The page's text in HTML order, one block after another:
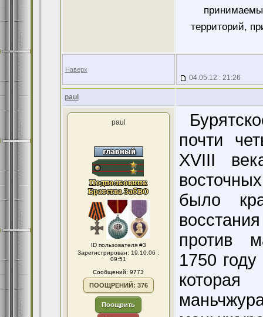
территорий,
Наверх
04.05.12 : 21:26
paul
paul
ID пользователя #3
Зарегистрирован: 19.10.06 :
09:51
Сообщений: 9773
ПООЩРЕНИЙ: 376
Поощрить
Бурятское казачье войско образовалось почти четыре столетия назад. В начале XVIII века политическое положение на восточных границах Российской империи было крайне тяжелое. Из-за неудачи восстания монгольских ойратов (джунгар) против маньчжурского правительства в 1750 году многие из них бежали в Россию, которая не выдавала перебежчиков маньчжурам и китайцам, из-за чего маньчжурское правительство предъявило России ультиматум. Пограничные территории в то время были почти не заселены русскими, оберегать границу было совершенно некому, и правительство прибегло к местному населению, тунгусскому и бурятскому. Из бурят ближе всех к границе находились селенгинские и хоринские, они и охраняли границу первое время. Охранная повинность стеснила хозяйственную деятельность бурят-казаков, кочевой быт которых вынуждал их передвигаться с места на место, и они сами решили, по примеру тунгусов, сформировать казачьи сотни из числа ясачных, то есть платящих дань. Бурятские старшины 14 родов селенгинцев подали правительству просьбу выделить из их среды особые команды дозорных в 2400 человек, освободив их от ясака. Безлошадным дозорным в количестве 761 человека должны были дать коней хоринские буряты. Правительство обрадовалось намерению бурят служить бесплатно, за освобождение от ясака (который в пересчете на 2400 человек составлял 7200 рублей), и направило в Сенат представление о формировании 4 бурятских казачьих полков, которое было утверждено 30 июня 1764 года. В этом же году были сформированы 4 бурятских полка. Каждых полк состоял из 6 сотен по 100 человек, во главе полка стоял избранный есаул, во главе сотни - также избранный сотник, а во главе всех селенгинских бурятских казаков стоял войсковой старшина. Первым войсковым старшиной стал глава Ашебагатского рода Бадалуев. Зачисление в полки бурят-казаков было добровольное, а желающих зачислиться оказалось больше, чем требовалось, поэтому тех, у кого не было коня, не брали. Бурят очень прельщало избавление от платежа ясака, а также возможность жить на своих